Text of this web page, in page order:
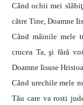
Când ochii mei
către Tine, Doamne
Când mâinile mele
crucea Ta, şi fără
Doamne Iisuse
Când urechile mele
Tău care va rosti